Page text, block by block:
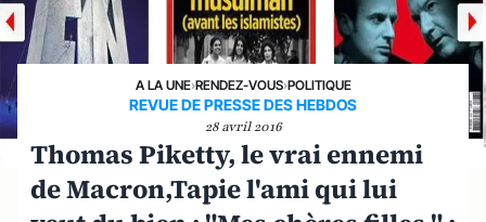
A LA UNE›RENDEZ-VOUS›POLITIQUE
REVUE DE PRESSE DES HEBDOS
28 avril 2016
Thomas Piketty, le vrai ennemi
de Macron,Tapie l'ami qui lui